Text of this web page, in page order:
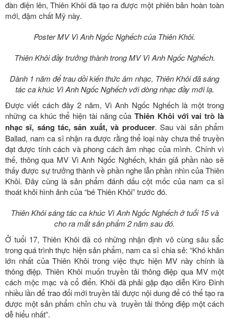
đàn điện lên, Thiên Khôi đã tạo ra được một phiên bản hoàn toàn
mới, đậm chất Mỹ này.
Poster MV Vì Anh Ngốc Nghếch của Thiên Khôi.
Thiên Khôi đầy trưởng thành trong MV Vì Anh Ngốc Nghếch.
Dành 1 năm để trau dồi kiến thức âm nhạc, Thiên Khôi đã sáng
tác ca khúc Vì Anh Ngốc Nghếch với dòng nhạc đầy mới lạ.
Được viết cách đây 2 năm, Vì Anh Ngốc Nghếch là một trong
những ca khúc thể hiện tài năng của Thiên Khôi với vai trò là
nhạc sĩ, sáng tác, sản xuất, và producer. Sau vài sản phẩm
Ballad, nam ca sĩ nhận ra được rằng thể loại này chưa thể truyền
đạt được tính cách và phong cách âm nhạc của mình. Chính vì
thế, thông qua MV Vì Anh Ngốc Nghếch, khán giả phần nào sẽ
thấy được sự trưởng thành về phần nghe lẫn phần nhìn của Thiên
Khôi. Đây cũng là sản phẩm đánh dấu cột mốc của nam ca sĩ
thoát khỏi hình ảnh của “bé Thiên Khôi” trước đó.
Thiên Khôi sáng tác ca khúc Vì Anh Ngốc Nghếch ở tuổi 15 và
cho ra mắt sản phẩm 2 năm sau đó.
Ở tuổi 17, Thiên Khôi đã có những nhận định vô cùng sâu sắc
trong quá trình thực hiện sản phẩm, nam ca sĩ chia sẻ: “Khó khăn
lớn nhất của Thiên Khôi trong việc thực hiện MV này chính là
thông điệp. Thiên Khôi muốn truyền tải thông điệp qua MV một
cách mộc mạc và cổ điển. Khôi đã phải gặp đạo diễn Kiro Đinh
nhiều lần để trao đổi mới truyền tải được nội dung để có thể tạo ra
được một sản phẩm chỉn chu và truyền tải thông điệp một cách
dễ hiểu nhất”.